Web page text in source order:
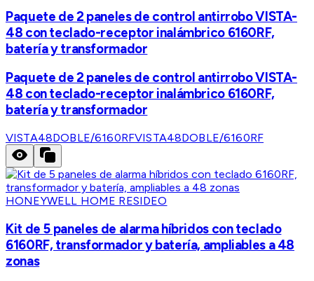
Paquete de 2 paneles de control antirrobo VISTA-
48 con teclado-receptor inalámbrico 6160RF,
batería y transformador
Paquete de 2 paneles de control antirrobo VISTA-
48 con teclado-receptor inalámbrico 6160RF,
batería y transformador
VISTA48DOBLE/6160RFVISTA48DOBLE/6160RF
HONEYWELL HOME RESIDEO
Kit de 5 paneles de alarma híbridos con teclado
6160RF, transformador y batería, ampliables a 48
zonas